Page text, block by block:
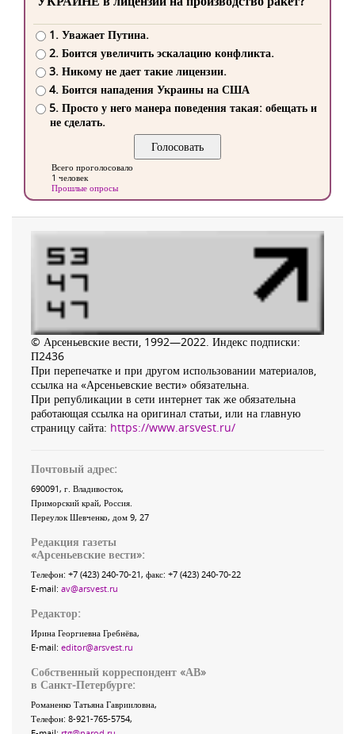
1. Уважает Путина.
2. Боится увеличить эскалацию конфликта.
3. Никому не дает такие лицензии.
4. Боится нападения Украины на США
5. Просто у него манера поведения такая: обещать и
не сделать.
Всего проголосовало
1 человек
Прошлые опросы
© Арсеньевские вести, 1992—2022. Индекс подписки:
П2436
При перепечатке и при другом использовании материалов,
ссылка на «Арсеньевские вести» обязательна.
При републикации в сети интернет так же обязательна
работающая ссылка на оригинал статьи, или на главную
страницу сайта: https://www.arsvest.ru/
Почтовый адрес:
690091, г. Владивосток,
Приморский край, Россия
Переулок Шевченко, дом 9, 27
Редакция газеты
«Арсеньевские вести»:
Телефон: +7 (423) 240-70-21, факс: +7 (423) 240-70-22
E-mail: av@arsvest.ru
Редактор:
Ирина Георгиевна Гребнёва,
E-mail: editor@arsvest.ru
Собственный корреспондент «АВ»
в Санкт-Петербурге:
Романенко Татьяна Гаврииловна,
Телефон: 8-921-765-5754,